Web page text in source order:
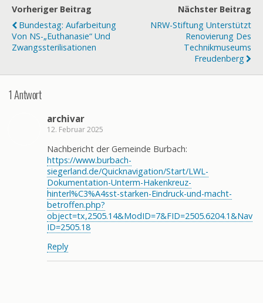
Vorheriger Beitrag
Bundestag: Aufarbeitung
Von NS-„Euthanasie“ Und
Zwangssterilisationen
Nächster Beitrag
NRW-Stiftung Unterstützt
Renovierung Des
Technikmuseums
Freudenberg
1 Antwort
archivar
12. Februar 2025
Nachbericht der Gemeinde Burbach:
https://www.burbach-
siegerland.de/Quicknavigation/Start/LWL-
Dokumentation-Unterm-Hakenkreuz-
hinterl%C3%A4sst-starken-Eindruck-und-macht-
betroffen.php?
object=tx,2505.14&ModID=7&FID=2505.6204.1&Nav
ID=2505.18
Reply